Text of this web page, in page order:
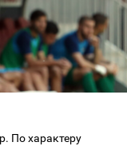
По характеру